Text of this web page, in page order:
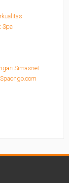
Spa
Simasnet